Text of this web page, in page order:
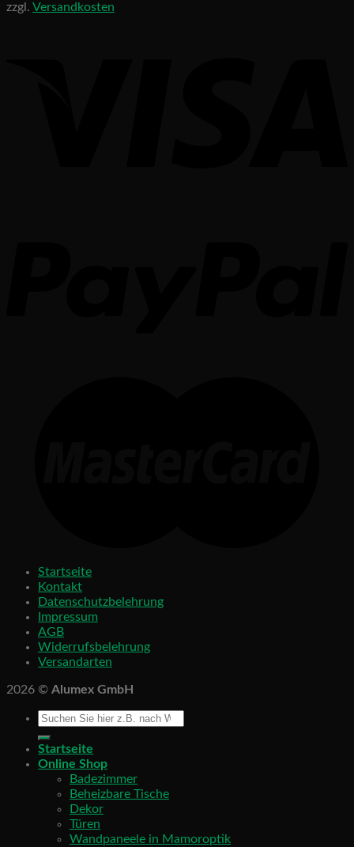
zzgl. Versandkosten
Startseite
Kontakt
Datenschutzbelehrung
Impressum
AGB
Widerrufsbelehrung
Versandarten
2026 © Alumex GmbH
Startseite
Online Shop
Badezimmer
Beheizbare Tische
Dekor
Türen
Wandpaneele in Mamoroptik